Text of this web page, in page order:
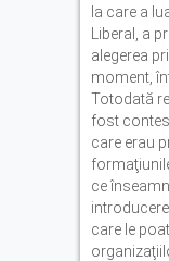
la care a
Liberal, a
alegerea
moment,
Totodată
fost
care erau
ce
care le